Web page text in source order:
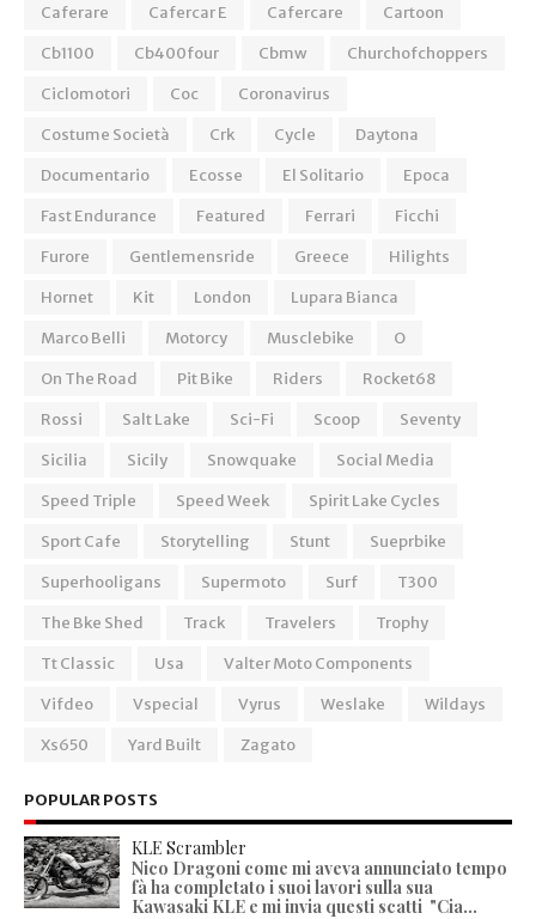
Caferare
Cafercar E Cafercare
Cartoon
Cb1100
Cb400four Cbmw
Churchofchoppers
Ciclomotori
Coc
Coronavirus
Costume Società
Crk Cycle
Daytona
Documentario
Ecosse El Solitario
Epoca
Fast Endurance
Featured Ferrari
Ficchi
Furore
Gentlemensride Greece
Hilights
Hornet
Kit London
Lupara Bianca
Marco Belli
Motorcy Musclebike
O
On The Road
Pit Bike Riders
Rocket68
Rossi
Salt Lake Sci-Fi Scoop
Seventy
Sicilia
Sicily Snowquake
Social Media
Speed Triple
Speed Week
Spirit Lake Cycles
Sport Cafe
Storytelling Stunt
Sueprbike
Superhooligans
Supermoto Surf
T300
The Bke Shed
Track Travelers
Trophy
Tt Classic
Usa
Valter Moto Components
Vifdeo
Vspecial Vyrus Weslake
Wildays
Xs650
Yard Built Zagato
POPULAR POSTS
KLE Scrambler
Nico Dragoni come mi aveva annunciato tempo
fà ha completato i suoi lavori sulla sua
Kawasaki KLE e mi invia questi scatti "Cia...